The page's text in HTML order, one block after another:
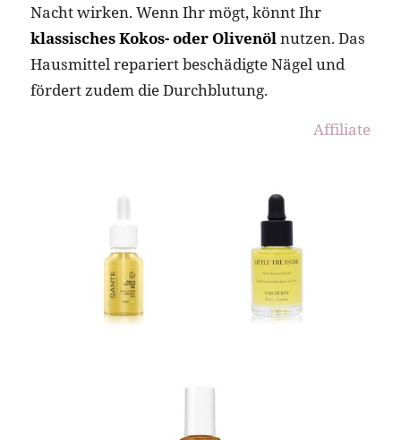
Nacht wirken. Wenn Ihr mögt, könnt Ihr
klassisches Kokos- oder Olivenölnutzen. Das
Hausmittel repariert beschädigte Nägel und
fördert zudem die Durchblutung.
Affiliate